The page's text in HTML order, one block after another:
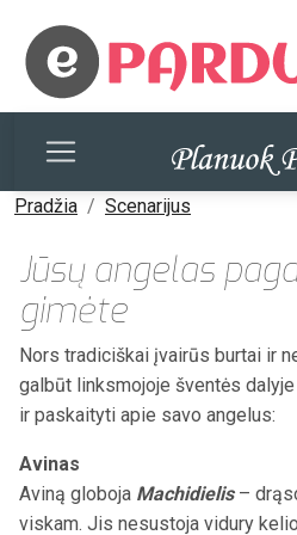
Pradžia Scenarijus
Jūsų angelas
gimėte
Nors tradiciškai įvairūs burtai ir
galbūt linksmojoje šventės
ir paskaityti apie savo angelus:
Avinas
Aviną globoja Machidielis –
viskam. Jis nesustoja vidury